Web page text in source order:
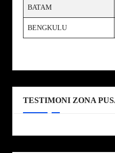
BATAM
BENGKULU
TESTIMONI ZONA